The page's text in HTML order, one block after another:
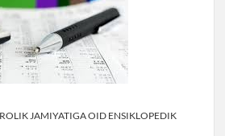
JAMIYATIGA OID ENSIKLOPEDIK